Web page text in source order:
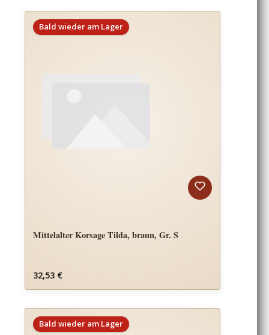
Bald wieder am Lager
Mittelalter Korsage Tilda, braun, Gr. S
Regulärer Preis:
32,53 €
Bald wieder am Lager